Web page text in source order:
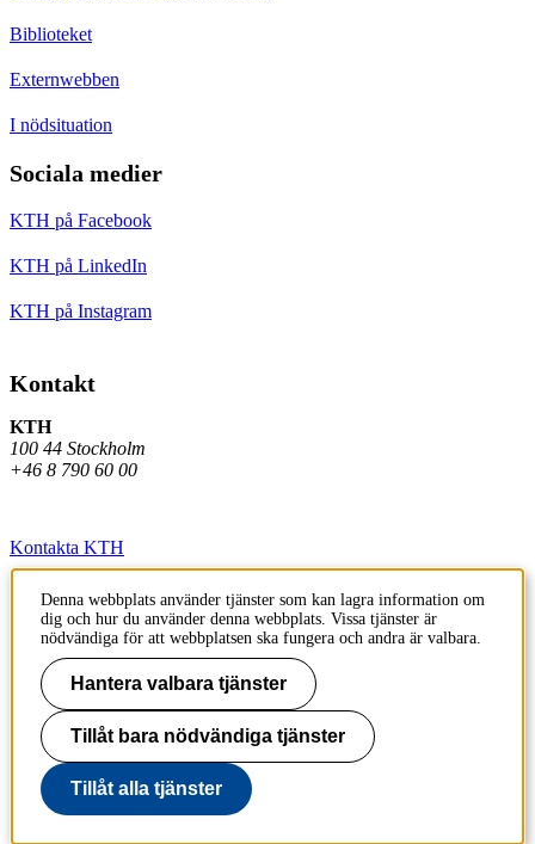
Biblioteket
Externwebben
I nödsituation
Sociala medier
KTH på Facebook
KTH på LinkedIn
KTH på Instagram
Kontakt
KTH
100 44 Stockholm
+46 8 790 60 00
Kontakta KTH
Jobba på KTH
Press och media
Faktura och betalning KTH
Om KTH:s webbplatser
Tillgänglighetsredogörelse
Denna webbplats använder tjänster som kan lagra information om
dig och hur du använder denna webbplats. Vissa tjänster är
nödvändiga för att webbplatsen ska fungera och andra är valbara.
Hantera valbara tjänster
Tillåt bara nödvändiga tjänster
Tillåt alla tjänster